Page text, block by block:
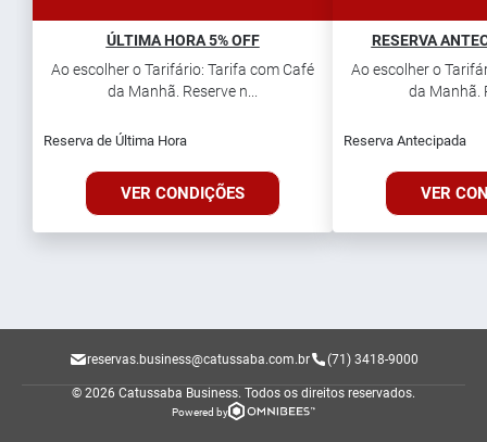
ÚLTIMA HORA 5% OFF
Ao escolher o Tarifário: Tarifa com Café
da Manhã. Reserve n...
Reserva de Última Hora
VER CONDIÇÕES
RESERVA
Ao escolher o
da Manhã.
Reserva Antecipada
VER
reservas.business@catussaba.com.br (71) 3418-9000
© 2026 Catussaba Business. Todos os direitos reservados.
Powered by